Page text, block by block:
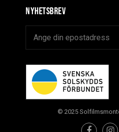
Nyhetsbrev
© 2025